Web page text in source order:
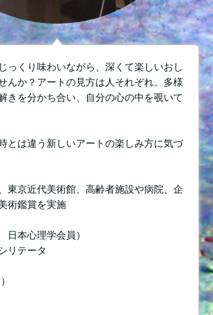
っくり味わいながら、深くて楽しいおし
んか？アートの見方は人それぞれ。多様
きを分かち合い、自分の心の中を覗いて
とは違う新しいアートの楽しみ方に気づ
東京近代美術館、高齢者施設や病院、企
術鑑賞を実施
日本心理学会員）
リテータ